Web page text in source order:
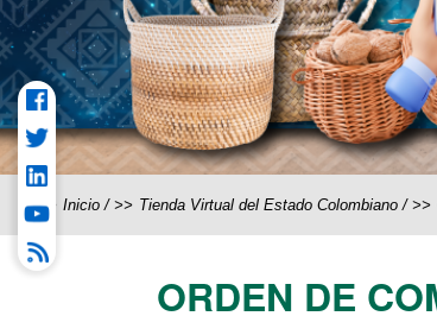
Inicio / Tienda Virtual del Estado Colombiano /
ORDEN DE